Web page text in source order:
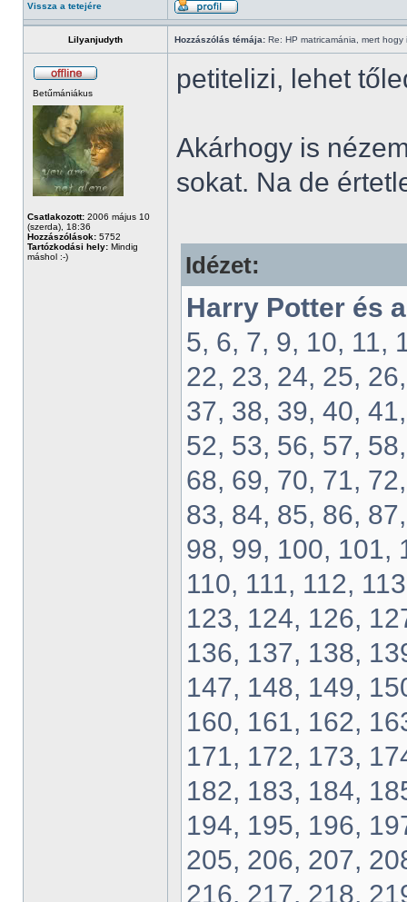
Vissza a tetejére
Lilyanjudyth Hozzászólás témája: Re: HP matricamánia, mert hogy
Betűmániákus
Csatlakozott: 2006 május 10
(szerda), 18:36
Hozzászólások: 5752
Tartózkodási hely: Mindig
máshol :-)
petitelizi, lehet
Akárhogy is
sokat. Na de
Idézet:
Harry Potter és
5, 6, 7, 9, 10, 11,
22, 23, 24, 25,
37, 38, 39, 40,
52, 53, 56, 57,
68, 69, 70, 71,
83, 84, 85, 86,
98, 99, 100, 101,
110, 111, 112,
123, 124, 126,
136, 137, 138,
147, 148, 149,
160, 161, 162,
171, 172, 173,
182, 183, 184,
194, 195, 196,
205, 206, 207,
216, 217, 218,